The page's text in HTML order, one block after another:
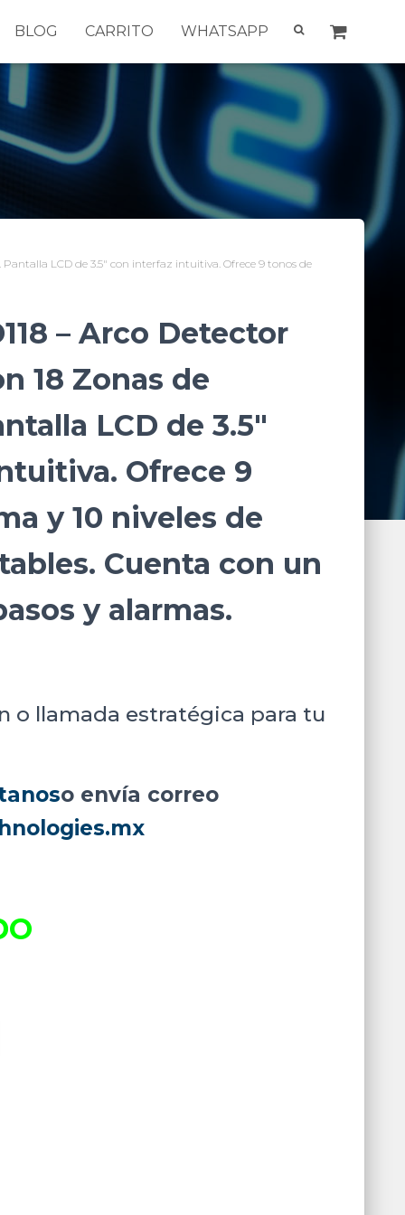
BLOG CARRITO WHATSAPP
Pantalla LCD de 3.5″ con interfaz intuitiva. Ofrece 9 tonos de
– Arco Detector
18 Zonas de
LCD de 3.5″
Ofrece 9
y 10 niveles de
Cuenta con un
y alarmas.
o llamada estratégica para tu
o envía correo